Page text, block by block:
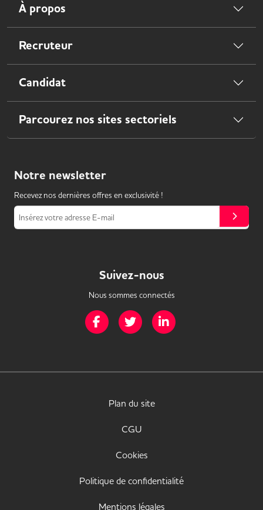
À propos
Recruteur
Candidat
Parcourez nos sites sectoriels
Notre newsletter
Recevez nos dernières offres en exclusivité !
Insérez votre adresse E-mail
Suivez-nous
Nous sommes connectés
Page Facebook de Mission Handicap
Page Twitter de Mission Handicap
Plan du site
CGU
Cookies
Politique de confidentialité
Mentions légales